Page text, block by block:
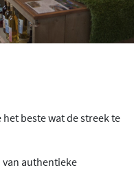
beste wat de streek te
van authentieke